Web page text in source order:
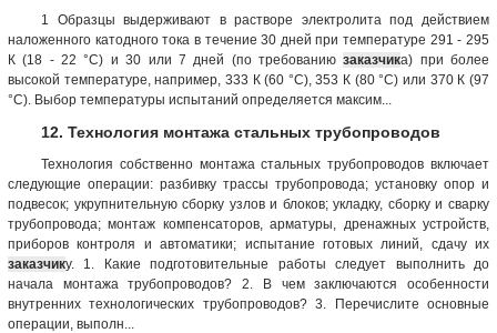
1 Образцы выдерживают в растворе электролита под действием
наложенного катодного тока в течение 30 дней при температуре 291 - 295
К (18 - 22 °С) и 30 или 7 дней (по требованиюзаказчика) при более
высокой температуре, например, 333 К (60 °С), 353 К (80 °С) или 370 К (97
°С). Выбор температуры испытаний определяется максим...
12. Технология монтажа стальных трубопроводов
Технология собственно монтажа стальных трубопроводов включает
следующие операции: разбивку трассы трубопровода; установку опор и
подвесок; укрупнительную сборку узлов и блоков; укладку, сборку и сварку
трубопровода; монтаж компенсаторов, арматуры, дренажных устройств,
приборов контроля и автоматики; испытание готовых линий, сдачу их
заказчику. 1. Какие подготовительные работы следует выполнить до
начала монтажа трубопроводов? 2. В чем заключаются особенности
внутренних технологических трубопроводов? 3. Перечислите основные
операции, выполн...